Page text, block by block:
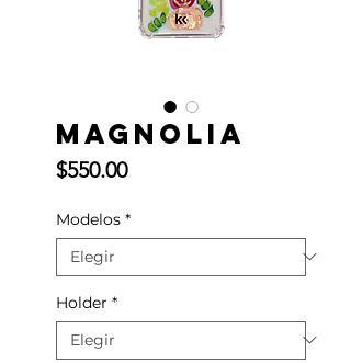
Magnolia
$550.00Precio
Modelos *
Holder *